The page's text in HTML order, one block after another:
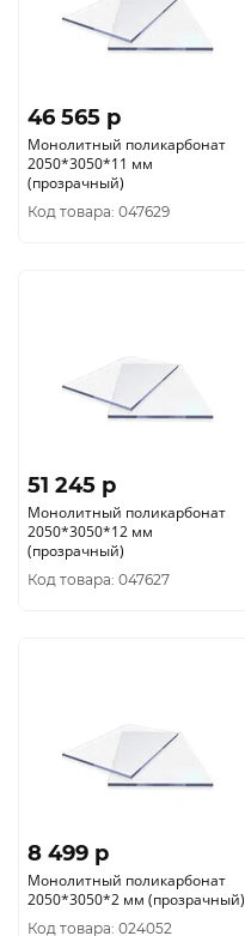
46 565 p
Монолитный поликарбонат
2050*3050*11 мм
(прозрачный)
Код товара: 047629
51 245 p
Монолитный поликарбонат
2050*3050*12 мм
(прозрачный)
Код товара: 047627
8 499 p
Монолитный поликарбонат
2050*3050*2 мм (прозрачный)
Код товара: 024052